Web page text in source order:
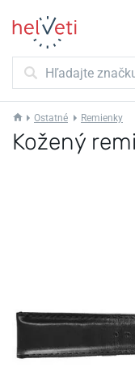
Ostatné Remienky
Kožený